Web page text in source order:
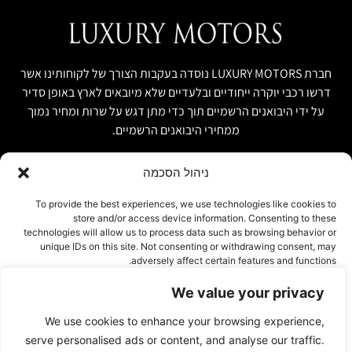
We value your privacy
We use cookies to enhance your browsing experience,
serve personalised ads or content, and analyse our traffic.
ניהול הסכמה
To provide the best experiences, we use technologies like cookies to
store and/or access device information. Consenting to these
technologies will allow us to process data such as browsing behavior or
unique IDs on this site. Not consenting or withdrawing consent, may
adversely affect certain features and functions.
דחייה
חברת LUXURY MOTORS נוסדה בעקבות הצורך של לקוחותינו אשר
דרשו רכבי יוקרה ייחודיים ובלעדיים שלא מיובאים לארץ באופן סדיר
על ידי היבואנים הרשמיים תוך כדי מתן דגש על שרות ומחיר נמוך
ממחירי היבואנים הרשמיים.
אודות
יבוא אישי ויבוא מקביל
טרייד אין ומשומשות
רכבים למכירה במלאי
צור קשר
עמוד פרטיות
074-7408590
office@luxury-motors.co.il